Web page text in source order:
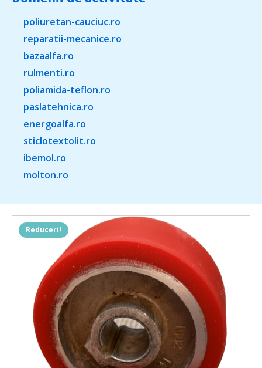
poliuretan-cauciuc.ro
reparatii-mecanice.ro
bazaalfa.ro
rulmenti.ro
poliamida-teflon.ro
paslatehnica.ro
energoalfa.ro
sticlotextolit.ro
ibemol.ro
molton.ro
Reduceri!